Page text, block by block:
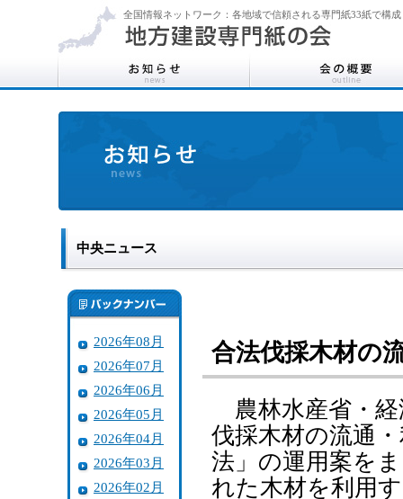
全国情報ネットワーク：各地域で信頼される専門紙33紙で構成
中央ニュース
2026年08月
2026年07月
2026年06月
2026年05月
2026年04月
2026年03月
2026年02月
合法伐採木材の
農林水産省・経
伐採木材の流通
法」の運用案を
れた木材を利用